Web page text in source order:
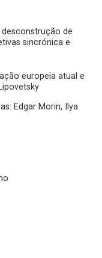
de
sincrónica e
europeia atual e
Edgar Morin, Ilya